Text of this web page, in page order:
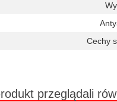
Cechy
przeglądali